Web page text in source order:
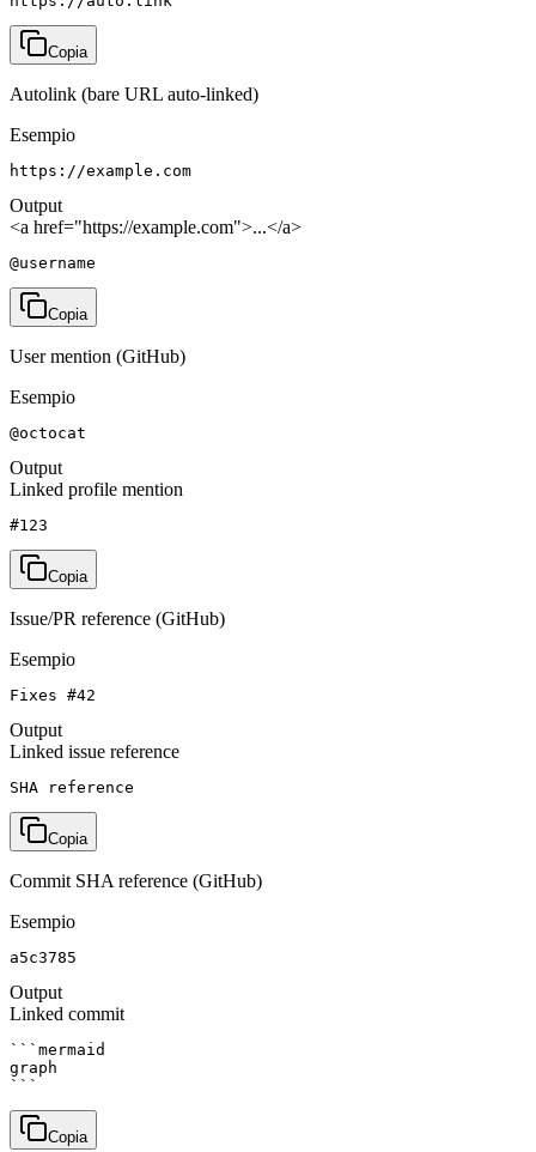
Copia
Autolink (bare URL auto-linked)
Esempio
https://example.com
Output
<a href="https://example.com">...</a>
@username
Copia
User mention (GitHub)
Esempio
@octocat
Output
Linked profile mention
#123
Copia
Issue/PR reference (GitHub)
Esempio
Fixes #42
Output
Linked issue reference
SHA reference
Copia
Commit SHA reference (GitHub)
Esempio
a5c3785
Output
Linked commit
```mermaid
graph
```
Copia